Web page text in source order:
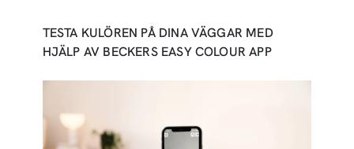
TESTA KULÖREN PÅ DINA VÄGGAR MED
HJÄLP AV BECKERS EASY COLOUR APP